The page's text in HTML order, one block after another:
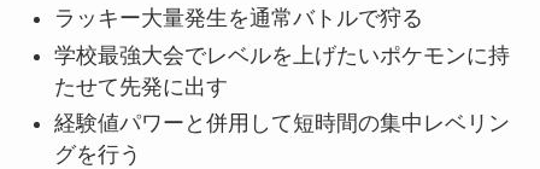
ラッキー大量発生を通常バトルで狩る
学校最強大会でレベルを上げたいポケモンに持
たせて先発に出す
経験値パワーと併用して短時間の集中レベリン
グを行う